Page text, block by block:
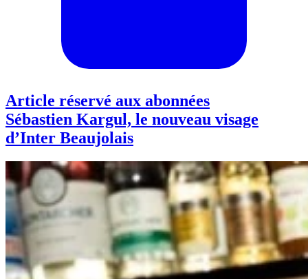
Article réservé aux abonnées
Sébastien Kargul, le nouveau visage
d’Inter Beaujolais